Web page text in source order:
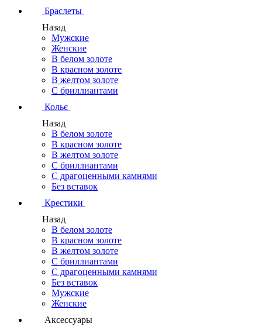
Браслеты
Назад
Мужские
Женские
В белом золоте
В красном золоте
В желтом золоте
С бриллиантами
Кольє
Назад
В белом золоте
В красном золоте
В желтом золоте
С бриллиантами
С драгоценными камнями
Без вставок
Крестики
Назад
В белом золоте
В красном золоте
В желтом золоте
С бриллиантами
С драгоценными камнями
Без вставок
Мужские
Женские
Аксессуары